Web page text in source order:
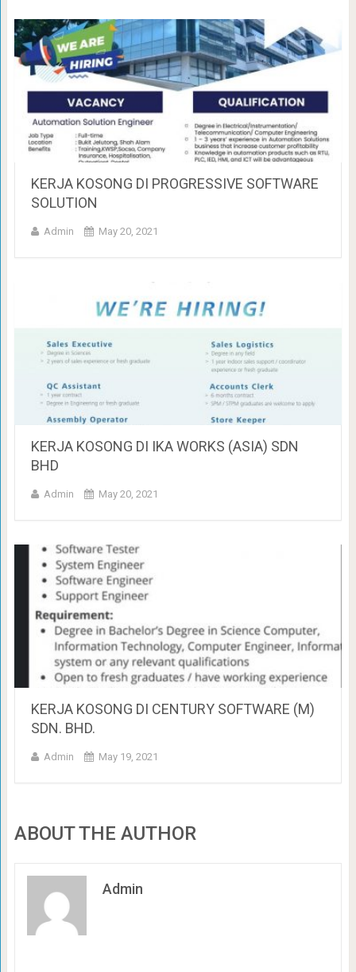
KERJA KOSONG DI PROGRESSIVE SOFTWARE
SOLUTION
Admin May 20, 2021
KERJA KOSONG DI IKA WORKS (ASIA) SDN
BHD
Admin May 20, 2021
KERJA KOSONG DI CENTURY SOFTWARE (M)
SDN. BHD.
Admin May 19, 2021
ABOUT THE AUTHOR
Admin